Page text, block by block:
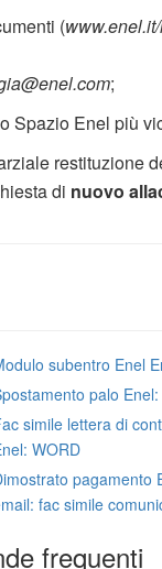
(
;
Spazio Enel più
restituzione
di nuovo
subentro Enel
palo
simile lettera di
WORD
pagamento
fac simile
frequenti